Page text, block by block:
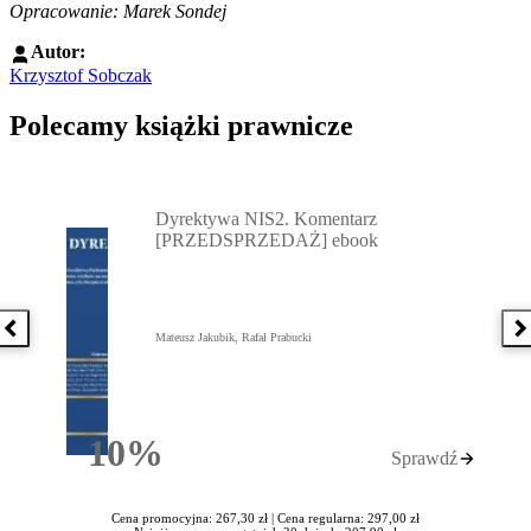
Opracowanie: Marek Sondej
Autor:
Krzysztof Sobczak
Polecamy książki prawnicze
Poprzednia książka
10%Rabatu
Dyrektywa NIS2. Komentarz
[PRZEDSPRZEDAŻ] ebook
Mateusz Jakubik, Rafał Prabucki
Sprawdź
Cena promocyjna: 267,30 zł | Cena regularna: 297,00 zł